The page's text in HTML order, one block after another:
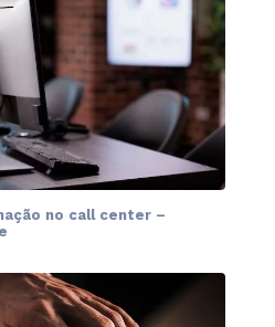
no call center –